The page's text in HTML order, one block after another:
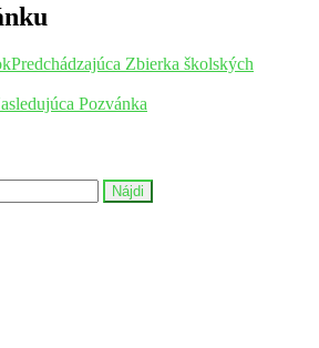
Predchádzajúca Zbierka školských
Pozvánka